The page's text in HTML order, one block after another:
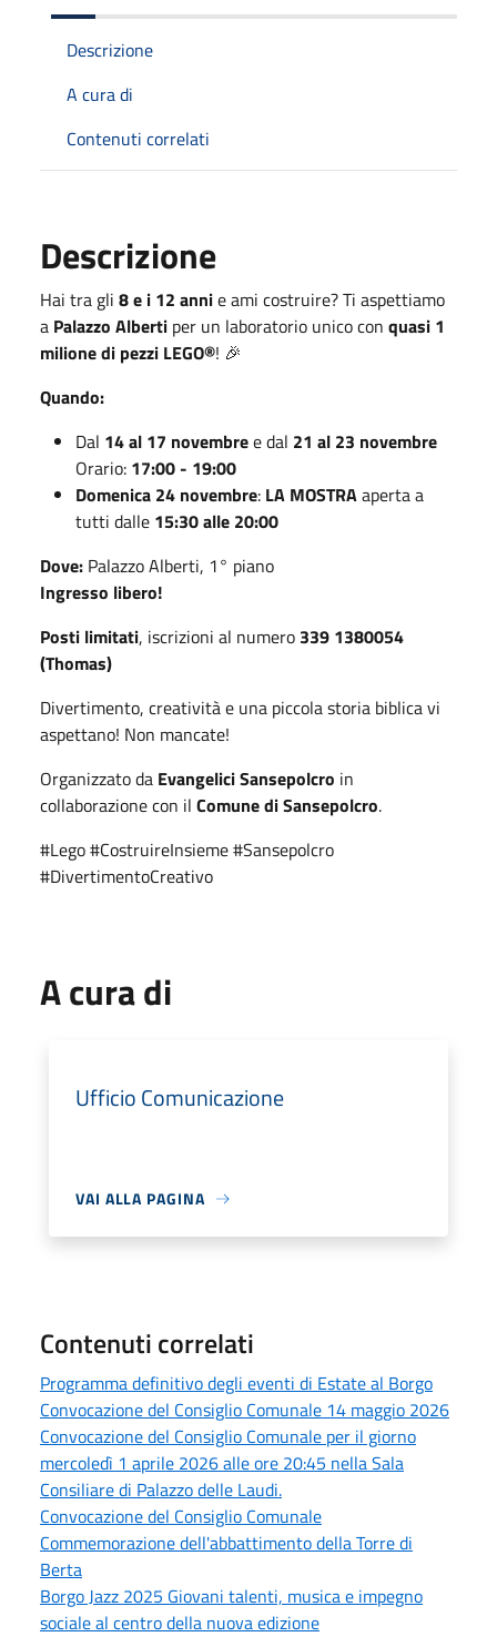
Descrizione
A cura di
Contenuti correlati
Descrizione
Hai tra gli 8 e i 12 annie ami costruire? Ti aspettiamo
a Palazzo Alberti per un laboratorio unico con quasi 1
milione di pezzi LEGO®! 🎉
Quando:
Dal 14 al 17 novembree dal 21 al 23 novembre
Orario: 17:00 - 19:00
Domenica 24 novembre: LA MOSTRAaperta a
tutti dalle 15:30 alle 20:00
Dove: Palazzo Alberti, 1° piano
Ingresso libero!
Posti limitati, iscrizioni al numero 339 1380054
(Thomas)
Divertimento, creatività e una piccola storia biblica vi
aspettano! Non mancate!
Organizzato da Evangelici Sansepolcro in
collaborazione con il Comune di Sansepolcro.
#Lego #CostruireInsieme #Sansepolcro
#DivertimentoCreativo
A cura di
Ufficio Comunicazione
VAI ALLA PAGINA
Contenuti correlati
Programma definitivo degli eventi di Estate al Borgo
Convocazione del Consiglio Comunale 14 maggio 2026
Convocazione del Consiglio Comunale per il giorno
mercoledì 1 aprile 2026 alle ore 20:45 nella Sala
Consiliare di Palazzo delle Laudi.
Convocazione del Consiglio Comunale
Commemorazione dell'abbattimento della Torre di
Berta
Borgo Jazz 2025 Giovani talenti, musica e impegno
sociale al centro della nuova edizione